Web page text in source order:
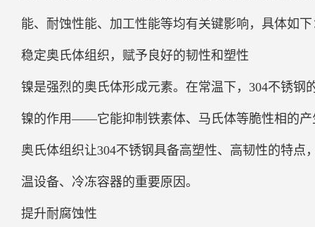
能、耐蚀性能、加工性能等均有关键影响，具体如下
稳定奥氏体组织，赋予良好的韧性和塑性
镍是强烈的奥氏体形成元素。在常温下，304不锈
镍的作用——它能抑制铁素体、马氏体等脆性相的产
奥氏体组织让304不锈钢具备高塑性、高韧性的特
温设备、冷冻容器的重要原因。
提升耐腐蚀性